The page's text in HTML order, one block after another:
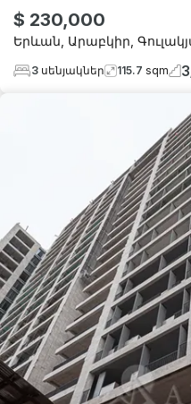
$ 230,000
Երևան Արաբկիր
3 սենյակներ 115.7 sqm 3